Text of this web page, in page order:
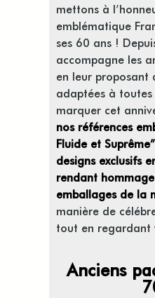
mettons à
emblématique
ses 60 ans !
accompagne les
en leur proposant
adaptées à toutes
marquer cet
nos références
Fluide et Suprême”
designs exclusifs
rendant
emballages de la
manière de
tout en regardant
Anciens